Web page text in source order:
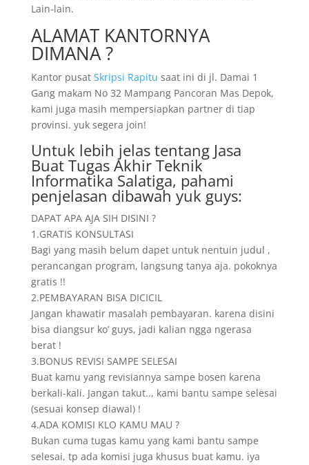
Lain-lain.
ALAMAT KANTORNYA
DIMANA ?
Kantor pusat Skripsi Rapitu saat ini di jl. Damai 1
Gang makam No 32 Mampang Pancoran Mas Depok,
kami juga masih mempersiapkan partner di tiap
provinsi. yuk segera join!
Untuk lebih jelas tentang Jasa
Buat Tugas Akhir Teknik
Informatika Salatiga, pahami
penjelasan dibawah yuk guys:
DAPAT APA AJA SIH DISINI ?
1.GRATIS KONSULTASI
Bagi yang masih belum dapet untuk nentuin judul ,
perancangan program, langsung tanya aja. pokoknya
gratis !!
2.PEMBAYARAN BISA DICICIL
Jangan khawatir masalah pembayaran. karena disini
bisa diangsur ko’ guys, jadi kalian ngga ngerasa
berat !
3.BONUS REVISI SAMPE SELESAI
Buat kamu yang revisiannya sampe bosen karena
berkali-kali. Jangan takut.., kami bantu sampe selesai
(sesuai konsep diawal) !
4.ADA KOMISI KLO KAMU MAU ?
Bukan cuma tugas kamu yang kami bantu sampe
selesai, tp ada komisi juga khusus buat kamu. iya